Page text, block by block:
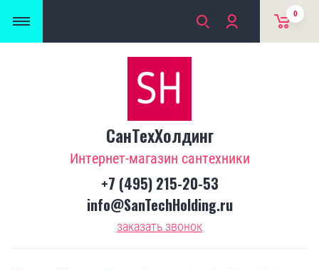
0
СанТехХолдинг
Интернет-магазин сантехники
+7 (495) 215-20-53
info@SanTechHolding.ru
заказать звонок